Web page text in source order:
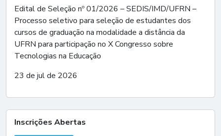
Edital de Seleção nº 01/2026 – SEDIS/IMD/UFRN –
Processo seletivo para seleção de estudantes dos
cursos de graduação na modalidade a distância da
UFRN para participação no X Congresso sobre
Tecnologias na Educação
23 de jul de 2026
Inscrições Abertas